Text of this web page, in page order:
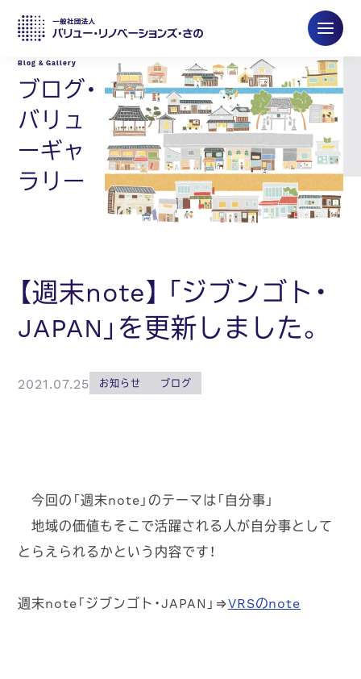
ブログ・
バリュ
ーギャ
ラリー
【週末note】 「ジブンゴト・
JAPAN」を更新しました。
2021.07.25 お知らせ ブログ
今回の「週末note」のテーマは「自分事」
地域の価値もそこで活躍される人が自分事として
とらえられるかという内容です！
週末note「ジブンゴト・JAPAN」⇒VRSのnote